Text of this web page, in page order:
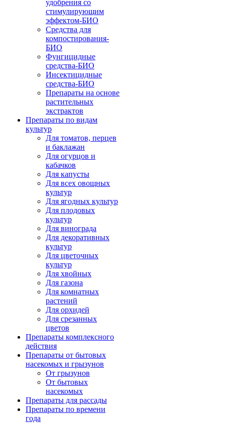
удобрения со
стимулирующим
эффектом-БИО
Средства для
компостирования-
БИО
Фунгицидные
средства-БИО
Инсектицидные
средства-БИО
Препараты на основе
растительных
экстрактов
Препараты по видам
культур
Для томатов, перцев
и баклажан
Для огурцов и
кабачков
Для капусты
Для всех овощных
культур
Для ягодных культур
Для плодовых
культур
Для винограда
Для декоративных
культур
Для цветочных
культур
Для хвойных
Для газона
Для комнатных
растений
Для орхидей
Для срезанных
цветов
Препараты комплексного
действия
Препараты от бытовых
насекомых и грызунов
От грызунов
От бытовых
насекомых
Препараты для рассады
Препараты по времени
года